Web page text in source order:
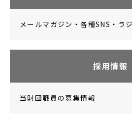
メールマガジン・各種SNS・ラ
採用情報
当財団職員の募集情報